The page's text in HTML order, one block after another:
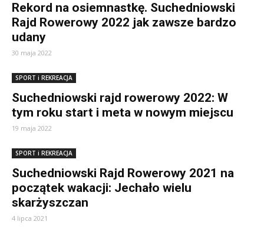
Rekord na osiemnastkę. Suchedniowski
Rajd Rowerowy 2022 jak zawsze bardzo
udany
30 maja 2022
SPORT i REKREACJA
Suchedniowski rajd rowerowy 2022: W
tym roku start i meta w nowym miejscu
19 maja 2022
SPORT i REKREACJA
Suchedniowski Rajd Rowerowy 2021 na
początek wakacji: Jechało wielu
skarżyszczan
4 lipca 2021